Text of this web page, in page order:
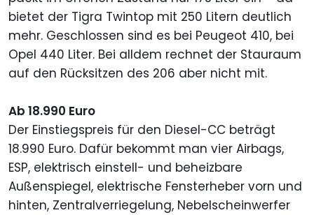
bietet der Tigra Twintop mit 250 Litern deutlich
mehr. Geschlossen sind es bei Peugeot 410, bei
Opel 440 Liter. Bei alldem rechnet der Stauraum
auf den Rücksitzen des 206 aber nicht mit.
Ab 18.990 Euro
Der Einstiegspreis für den Diesel-CC beträgt
18.990 Euro. Dafür bekommt man vier Airbags,
ESP, elektrisch einstell- und beheizbare
Außenspiegel, elektrische Fensterheber vorn und
hinten, Zentralverriegelung, Nebelscheinwerfer